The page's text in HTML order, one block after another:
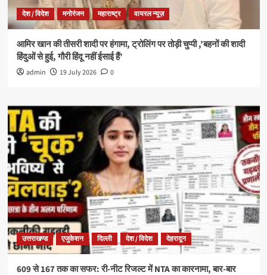
देश / विदेश मनोरंजन महाराष्ट्र वायरल न्यूज़
आमिर खान की तीसरी शादी पर हंगामा, ट्रोलिंग पर तोड़ी चुप्पी ,’बहनों की शादी
हिंदुओं से हुई, गौरी हिंदू नहीं ईसाई हैं’
admin 19 July 2026 0
उत्तराखण्ड एजुकेशन दिल्ली देश / विदेश देहरादून
609 से 167 तक का सफर: री-नीट रिजल्ट में NTA का कारनामा, बार-बार